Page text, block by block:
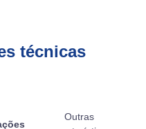
técnicas
Outras